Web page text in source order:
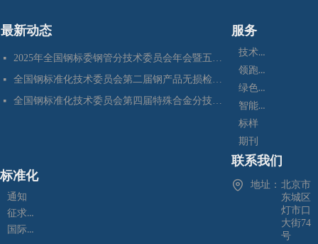
最新动态
넷 2025年全国钢标委钢管分技术委员会年会暨五项国家标准审定会在江苏苏州成功召开
넷 全国钢标准化技术委员会第二届钢产品无损检测分技术委员会换届会暨四项标准审定会在苏州成功召开
넷 全国钢标准化技术委员会第四届特殊合金分技术委员会换届会暨七项标准预审会在昆明顺利召开
服务
技术咨询
领跑者
绿色制造
智能制造
标样
期刊
通知
征求意见
国际标准化
标准化
联系我们
地址： 北京市
东城区
灯市口
大街74
号